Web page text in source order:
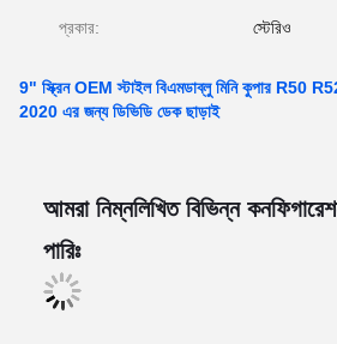
প্রকার: স্টেরিও
9" স্ক্রিন OEM স্টাইল বিএমডাব্লু মিনি কুপার
2020 এর জন্য ডিভিডি ডেক ছাড়াই
আমরা নিম্নলিখিত বিভিন্ন
পারিঃ